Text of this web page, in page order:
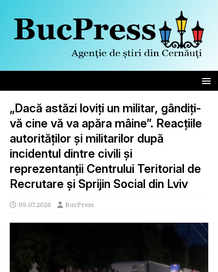
„Dacă astăzi loviți un militar, gândiți-
vă cine vă va apăra mâine”. Reacțiile
autorităților și militarilor după
incidentul dintre civili și
reprezentanții Centrului Teritorial de
Recrutare și Sprijin Social din Lviv
09.07.2026 BucPress